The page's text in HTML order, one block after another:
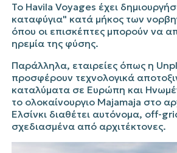
Το Havila Voyages έχει
καταφύγια" κατά μήκος των
όπου οι επισκέπτες μπορούν να
ηρεμία της φύσης.
Παράλληλα, εταιρείες όπως η
προσφέρουν τεχνολογικά
καταλύματα σε Ευρώπη και
το ολοκαίνουργιο Majamaja στο
Ελσίνκι διαθέτει αυτόνομα, off-
σχεδιασμένα από αρχιτέκτονες.